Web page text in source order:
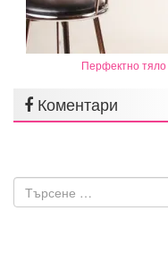
Перфектно
Коментари